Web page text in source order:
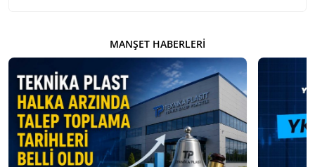
MANŞET HABERLERI